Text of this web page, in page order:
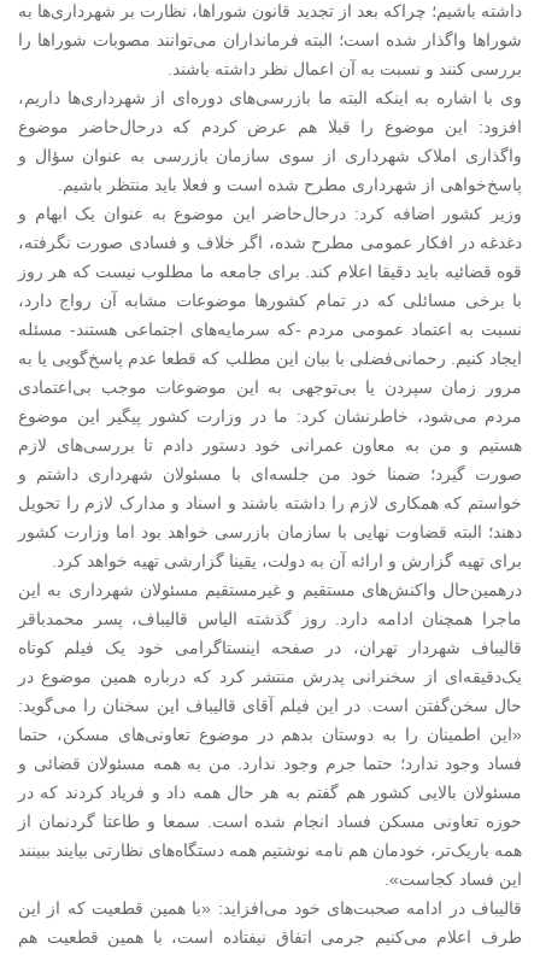
داشته باشیم؛ چراکه بعد از تجدید قانون شوراها،‌ نظارت بر شهرداری‌ها به
شوراها واگذار شده است؛ البته فرمانداران می‌توانند مصوبات شوراها را
بررسی کنند و نسبت به آن اعمال نظر داشته باشند.
وی با اشاره به اینکه البته ما بازرسی‌های دوره‌ای از شهرداری‌ها داریم،
افزود: این موضوع را قبلا هم عرض کردم که درحال‌حاضر موضوع
واگذاری املاک شهرداری از سوی سازمان بازرسی به عنوان سؤال و
پاسخ‌خواهی از شهرداری مطرح شده است و فعلا باید منتظر باشیم.
وزیر کشور اضافه کرد: درحال‌حاضر این موضوع به عنوان یک ابهام و
دغدغه در افکار عمومی مطرح شده، اگر خلاف و فسادی صورت نگرفته،
قوه قضائیه باید دقیقا اعلام کند. برای جامعه ما مطلوب نیست که هر روز
با برخی مسائلی که در تمام کشورها موضوعات مشابه آن رواج دارد،
نسبت به اعتماد عمومی مردم -که سرمایه‌های اجتماعی هستند- مسئله
ایجاد کنیم. رحمانی‌فضلی با بیان این مطلب که قطعا عدم پاسخ‌گویی یا به
مرور زمان سپردن یا بی‌توجهی به این موضوعات موجب بی‌اعتمادی
مردم می‌شود، خاطرنشان کرد: ما در وزارت کشور پیگیر این موضوع
هستیم و من به معاون عمرانی خود دستور دادم تا بررسی‌های لازم
صورت گیرد؛ ضمنا خود من جلسه‌ای با مسئولان شهرداری داشتم و
خواستم که همکاری لازم را داشته باشند و اسناد و مدارک لازم را تحویل
دهند؛ البته قضاوت نهایی با سازمان بازرسی خواهد بود اما وزارت کشور
برای تهیه گزارش و ارائه آن به دولت، یقینا گزارشی تهیه خواهد کرد.
درهمین‌حال واکنش‌های مستقیم و غیرمستقیم مسئولان شهرداری به این
ماجرا همچنان ادامه دارد. روز گذشته الیاس قالیباف، پسر محمدباقر
قالیباف شهردار تهران، در صفحه اینستاگرامی خود یک فیلم کوتاه
یک‌دقیقه‌ای از سخنرانی پدرش منتشر کرد که درباره همین موضوع در
حال سخن‌گفتن است. در این فیلم آقای قالیباف این سخنان را می‌گوید:
«این اطمینان را به دوستان بدهم در موضوع تعاونی‌های مسکن، حتما
فساد وجود ندارد؛ حتما جرم وجود ندارد. من به همه مسئولان قضائی و
مسئولان بالایی کشور هم گفتم به هر حال همه داد و فریاد کردند که در
حوزه تعاونی مسکن فساد انجام شده است. سمعا و طاعتا گردنمان از
همه باریک‌تر، خودمان هم نامه نوشتیم همه دستگاه‌های نظارتی بیایند ببینند
این فساد کجاست».
قالیباف در ادامه صحبت‌های خود می‌افزاید: «با همین قطعیت که از این
طرف اعلام می‌کنیم جرمی اتفاق نیفتاده است، با همین قطعیت هم